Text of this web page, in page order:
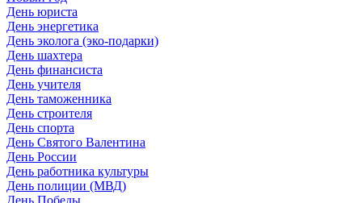
День юриста
День энергетика
День эколога (эко-подарки)
День шахтера
День финансиста
День учителя
День таможенника
День строителя
День спорта
День Святого Валентина
День России
День работника культуры
День полиции (МВД)
День Победы